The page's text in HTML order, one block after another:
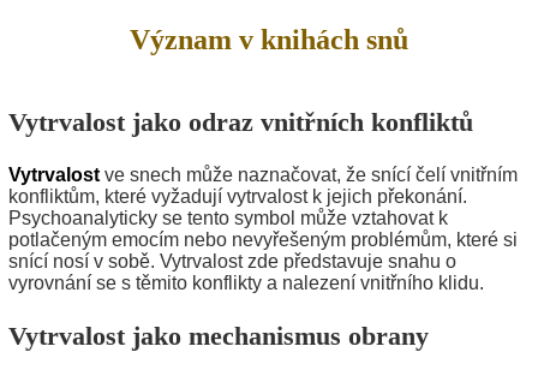
Význam v knihách snů
Vytrvalost jako odraz vnitřních konfliktů
Vytrvalost ve snech může naznačovat, že snící čelí vnitřním
konfliktům, které vyžadují vytrvalost k jejich překonání.
Psychoanalyticky se tento symbol může vztahovat k
potlačeným emocím nebo nevyřešeným problémům, které si
snící nosí v sobě. Vytrvalost zde představuje snahu o
vyrovnání se s těmito konflikty a nalezení vnitřního klidu.
Vytrvalost jako mechanismus obrany